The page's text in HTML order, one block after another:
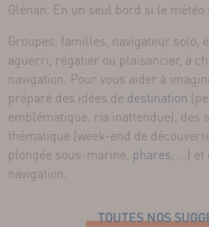
Glénan. En un seul bord si le météo
Groupes, familles, navigateur solo,
aguerri, régatier ou plaisancier, à
navigation. Pour vous aider à
préparé des idées de destination
emblématique, ria inattendue), des
thématique (week-end de
plongée sous-marine, phares, …) et
navigation.
TOUTES NOS